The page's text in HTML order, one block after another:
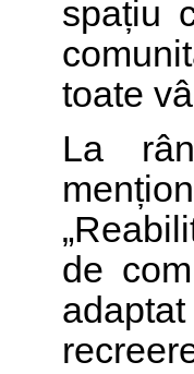
spațiu
toate
La
de